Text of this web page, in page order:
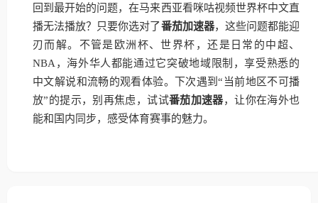
回到最开始的问题，在马来西亚看咪咕视频世界杯中文直
播无法播放？只要你选对了番茄加速器，这些问题都能迎
刃而解。不管是欧洲杯、世界杯，还是日常的中超、
NBA，海外华人都能通过它突破地域限制，享受熟悉的
中文解说和流畅的观看体验。下次遇到“当前地区不可播
放”的提示，别再焦虑，试试番茄加速器，让你在海外也
能和国内同步，感受体育赛事的魅力。